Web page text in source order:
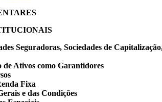
Seguradoras, Sociedades de
de Ativos como Garantidores
Fixa
e das Condições